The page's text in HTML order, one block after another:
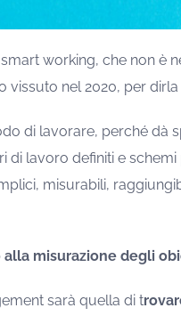
working, che non è
nel 2020, per dirla
di lavorare, perché dà
di lavoro definiti e schemi
misurabili,
misurazione degli
sarà quella di t